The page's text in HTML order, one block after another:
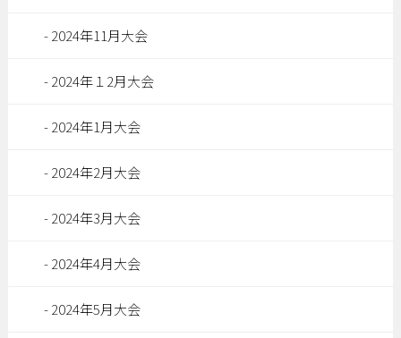
2024年11月大会
2024年１2月大会
2024年1月大会
2024年2月大会
2024年3月大会
2024年4月大会
2024年5月大会